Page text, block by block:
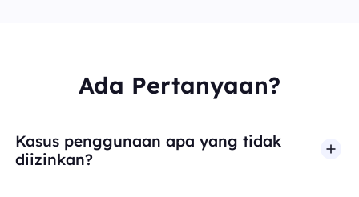
Ada Pertanyaan?
Kasus penggunaan apa yang tidak
diizinkan?